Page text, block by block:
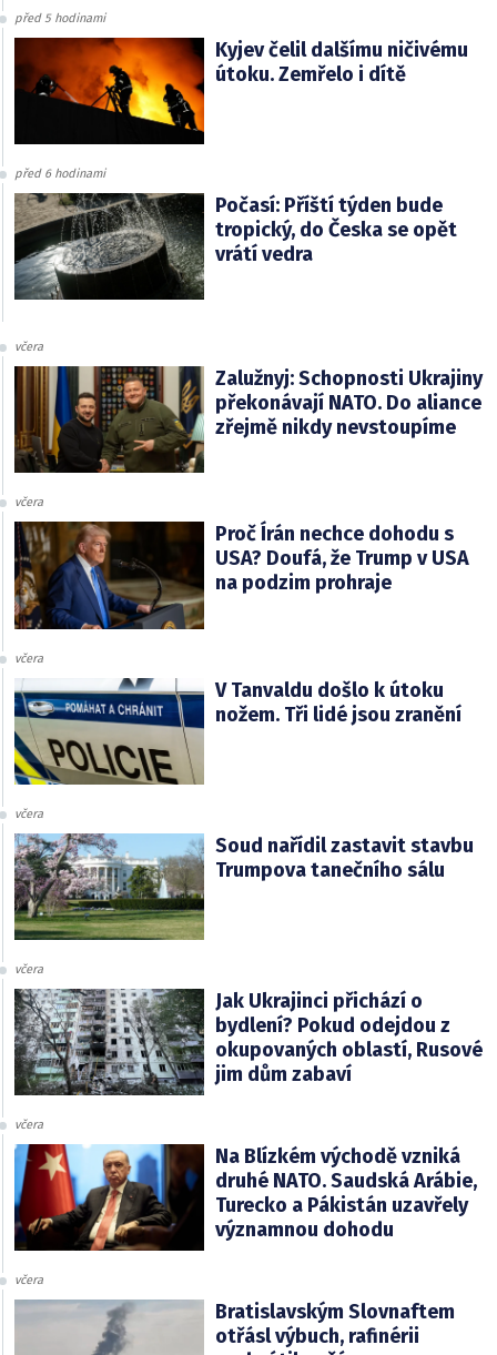
před 5 hodinami
Kyjev čelil dalšímu ničivému
útoku. Zemřelo i dítě
před 6 hodinami
Počasí: Příští týden bude
tropický, do Česka se opět
vrátí vedra
včera
Zalužnyj: Schopnosti Ukrajiny
překonávají NATO. Do aliance
zřejmě nikdy nevstoupíme
včera
Proč Írán nechce dohodu s
USA? Doufá, že Trump v USA
na podzim prohraje
včera
V Tanvaldu došlo k útoku
nožem. Tři lidé jsou zranění
včera
Soud nařídil zastavit stavbu
Trumpova tanečního sálu
včera
Jak Ukrajinci přichází o
bydlení? Pokud odejdou z
okupovaných oblastí, Rusové
jim dům zabaví
včera
Na Blízkém východě vzniká
druhé NATO. Saudská Arábie,
Turecko a Pákistán uzavřely
významnou dohodu
včera
Bratislavským Slovnaftem
otřásl výbuch, rafinérii